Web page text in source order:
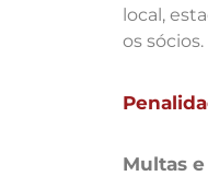
local,
os sócios.
Multas